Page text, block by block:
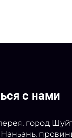
с нами
город
Наньань,